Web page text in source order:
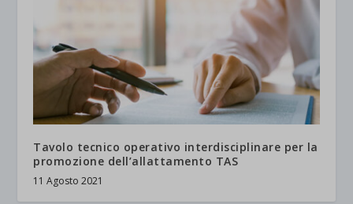
Tavolo tecnico operativo interdisciplinare per la
promozione dell’allattamento TAS
11 Agosto 2021